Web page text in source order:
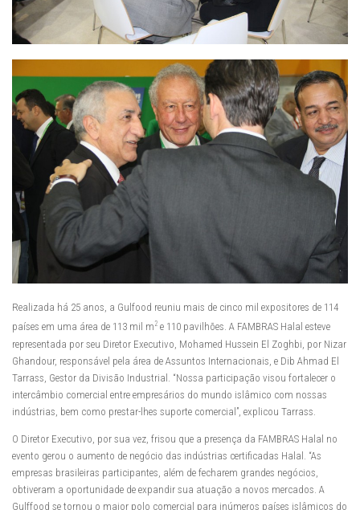
Realizada há 25 anos, a Gulfood reuniu mais de cinco mil expositores de 114
países em uma área de 113 mil m 2 e 110 pavilhões. A FAMBRAS Halal esteve
representada por seu Diretor Executivo, Mohamed Hussein El Zoghbi, por Nizar
Ghandour, responsável pela área de Assuntos Internacionais, e Dib Ahmad El
Tarrass, Gestor da Divisão Industrial. “Nossa participação visou fortalecer o
intercâmbio comercial entre empresários do mundo islâmico com nossas
indústrias, bem como prestar-lhes suporte comercial”, explicou Tarrass.
O Diretor Executivo, por sua vez, frisou que a presença da FAMBRAS Halal no
evento gerou o aumento de negócio das indústrias certificadas Halal. “As
empresas brasileiras participantes, além de fecharem grandes negócios,
obtiveram a oportunidade de expandir sua atuação a novos mercados. A
Gulffood se tornou o maior polo comercial para inúmeros países islâmicos do